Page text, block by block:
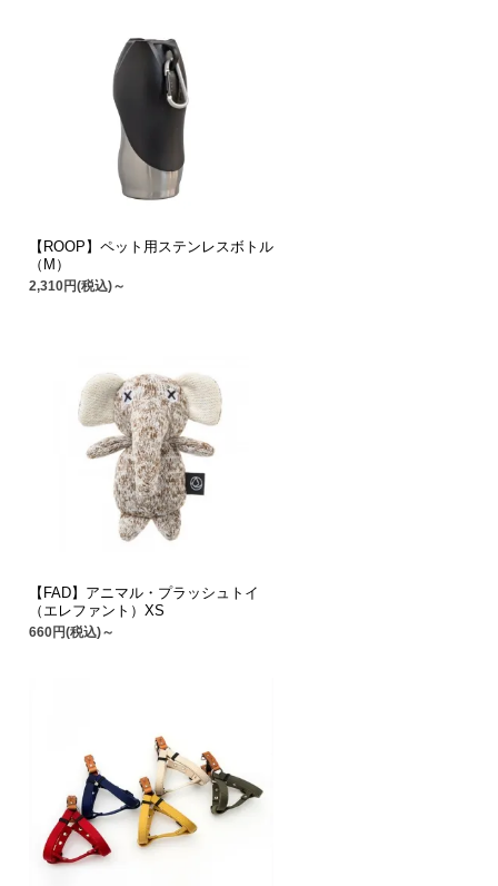
【ROOP】ペット用ステンレスボトル
（M）
2,310円(税込)～
【FAD】アニマル・プラッシュトイ
（エレファント）XS
660円(税込)～